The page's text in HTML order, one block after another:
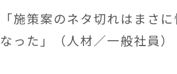
「施策案のネタ切れはまさ
なった」（人材／一般社員）